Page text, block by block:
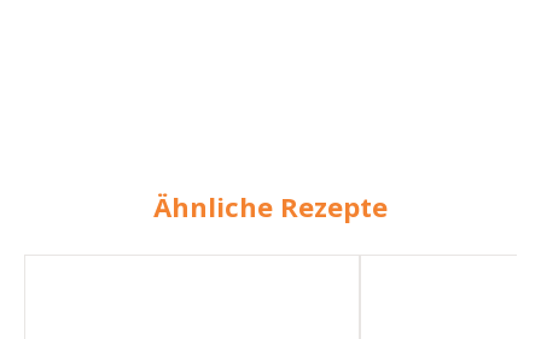
Ähnliche Rezepte